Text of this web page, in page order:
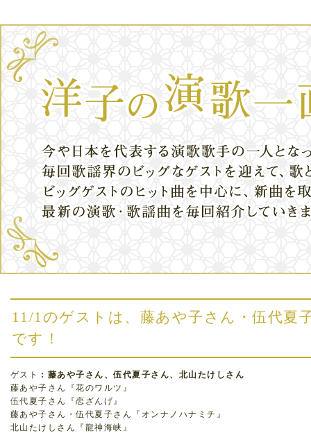
11/1のゲストは、藤あや子さん・伍代夏
です！
ゲスト
：藤あや子さん、伍代夏子さん、北山たけしさん
藤あや子さん『花のワルツ』
伍代夏子さん『恋ざんげ』
藤あや子さん・伍代夏子さん『オンナノハナミチ』
北山たけしさん『龍神海峡』